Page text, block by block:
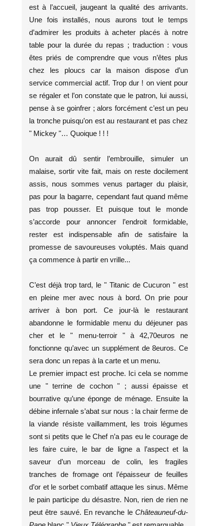
est à l’accueil, jaugeant la qualité des arrivants.
Une fois installés, nous aurons tout le temps
d’admirer les produits à acheter placés à notre
table pour la durée du repas ; traduction : vous
êtes priés de comprendre que vous n’êtes plus
chez les ploucs car la maison dispose d’un
service commercial actif. Trop dur ! on vient pour
se régaler et l’on constate que le patron, lui aussi,
pense à se goinfrer ; alors forcément c’est un peu
la tronche puisqu’on est au restaurant et pas chez
" Mickey "… Quoique ! ! !
On aurait dû sentir l’embrouille, simuler un
malaise, sortir vite fait, mais on reste docilement
assis, nous sommes venus partager du plaisir,
pas pour la bagarre, cependant faut quand même
pas trop pousser. Et puisque tout le monde
s’accorde pour annoncer l’endroit formidable,
rester est indispensable afin de satisfaire la
promesse de savoureuses voluptés. Mais quand
ça commence à partir en vrille...
C’est déjà trop tard, le " Titanic de Cucuron " est
en pleine mer avec nous à bord. On prie pour
arriver à bon port. Ce jour-là le restaurant
abandonne le formidable menu du déjeuner pas
cher et le " menu-terroir " à 42,70euros ne
fonctionne qu’avec un supplément de 8euros. Ce
sera donc un repas à la carte et un menu.
Le premier impact est proche. Ici cela se nomme
une " terrine de cochon " ; aussi épaisse et
bourrative qu’une éponge de ménage. Ensuite la
débine infernale s’abat sur nous : la chair ferme de
la viande résiste vaillamment, les trois légumes
sont si petits que le Chef n’a pas eu le courage de
les faire cuire, le bar de ligne a l’aspect et la
saveur d’un morceau de colin, les fragiles
tranches de fromage ont l’épaisseur de feuilles
d’or et le sorbet combatif attaque les sinus. Même
le pain participe du désastre. Non, rien de rien ne
peut être sauvé. En revanche le Châteauneuf-du-